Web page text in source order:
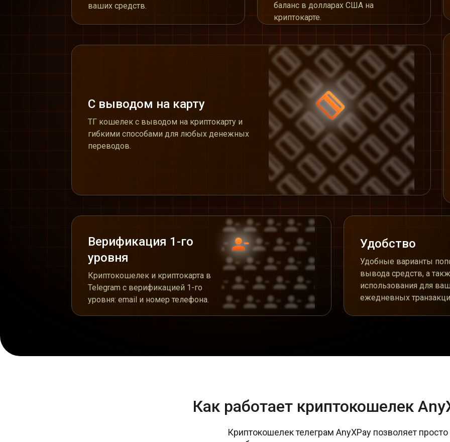
ваших средств.
баланс в долларах США на
криптокарте.
С выводом на карту
ТГ кошелек с выводом на криптокарту и
гибкими способами для любых денежных
переводов.
Верификация 1-го
уровня
Криптокошелек и криптокарта в
Telegram с верификацией 1-го
уровня: email и номер телефона.
Удобство
Удобные варианты
вывода средств, а
использования для
ежедневных
Как работает криптокошелек
Криптокошелек телеграм AnyXPay позволяет просто